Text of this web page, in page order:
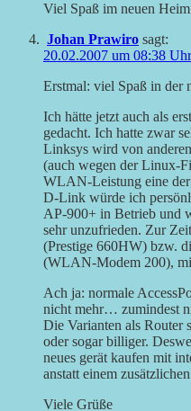
Viel Spaß im neuen
Johan Prawiro sagt:
20.02.2007 um 08:38 Uhr
Erstmal: viel Spaß in der
Ich hätte jetzt auch als
gedacht. Ich hatte zwar
Linksys wird von
(auch wegen der Linux-
WLAN-Leistung eine der
D-Link würde ich
AP-900+ in Betrieb und
sehr unzufrieden. Zur
(Prestige 660HW) bzw.
(WLAN-Modem 200),
Ach ja: normale
nicht mehr… zumindest
Die Varianten als Router
oder sogar billiger.
neues gerät kaufen mit
anstatt einem
Viele Grüße